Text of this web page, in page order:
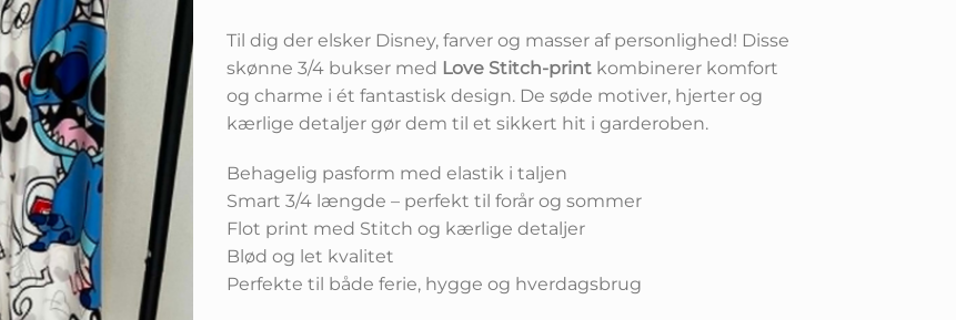
Til dig der elsker Disney, farver og masser af personlighed! Disse
skønne 3/4 bukser med Love Stitch-print kombinerer komfort
og charme i ét fantastisk design. De søde motiver, hjerter og
kærlige detaljer gør dem til et sikkert hit i garderoben.
Behagelig pasform med elastik i taljen
Smart 3/4 længde – perfekt til forår og sommer
Flot print med Stitch og kærlige detaljer
Blød og let kvalitet
Perfekte til både ferie, hygge og hverdagsbrug